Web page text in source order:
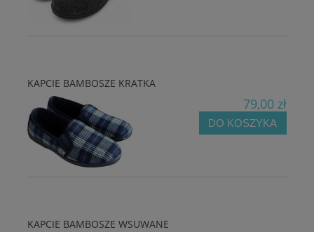
KAPCIE BAMBOSZE KRATKA
79,00 zł
DO KOSZYKA
KAPCIE BAMBOSZE WSUWANE